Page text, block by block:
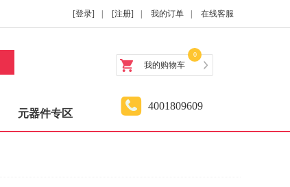
[登录] [注册] 我的订单 在线客服
我的购物车
0
元器件专区
4001809609